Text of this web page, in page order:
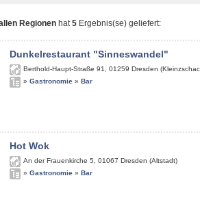
Regionen hat5 Ergebnis(se) geliefert:
Dunkelrestaurant "Sinneswandel"
Berthold-Haupt-Straße 91 01259 Dresden
» Gastronomie » Bar
Hot Wok
An der Frauenkirche 5 01067 Dresden (Altstadt)
» Gastronomie » Bar